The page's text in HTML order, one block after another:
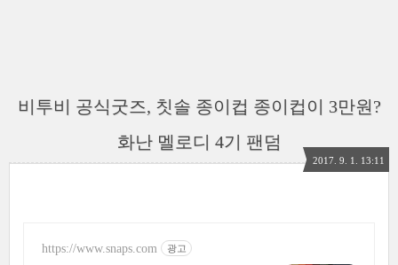
비투비 공식굿즈, 칫솔 종이컵 종이컵이 3만원?
화난 멜로디 4기 팬덤
2017. 9. 1. 13:11
https://www.snaps.com 광고